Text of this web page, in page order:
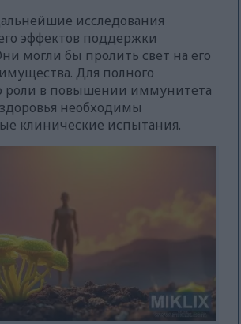
исследования
эффектов поддержки
могли бы пролить свет на его
Для полного
роли в повышении иммунитета
необходимы
клинические испытания.